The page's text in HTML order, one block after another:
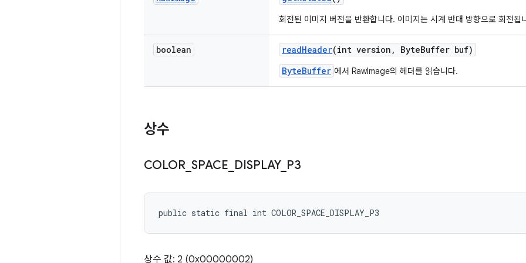
회전된 이미지 버전을 반환합니다. 이미지는 시계 반대 방향으로 회전됩
boolean readHeader(int version , ByteBuffer buf)
ByteBuffer 에서 RawImage의 헤더를 읽습니다.
상수
COLOR SPACE DISPLAY_ P3
public static final int COLOR_SPACE_DISPLAY_P3
상수 값: 2 (0x00000002)